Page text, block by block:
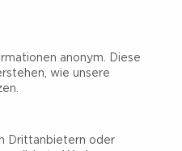
anonym. Diese
wie unsere
Drittanbietern oder